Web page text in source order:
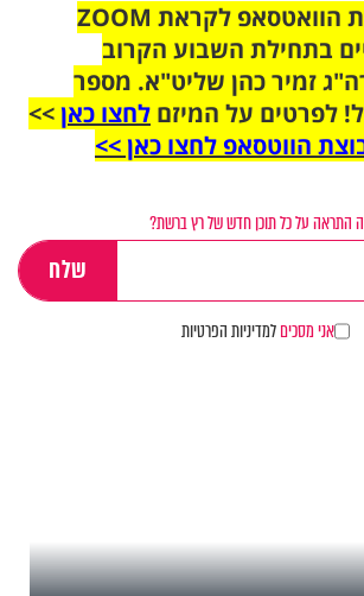
הצטרפו לקבוצת הוואטסאפ לקראת ZOOM
בתחילת השבוע הקרוב
זמיר כהן שליט"א. מספר
לפרטים על המיזם לחצו כאן>>
הווטסאפ לחצו כאן >>
התראה על כל תוכן חדש של רץ ברשת?
אני מסכיםלמדיניות הפרטיות